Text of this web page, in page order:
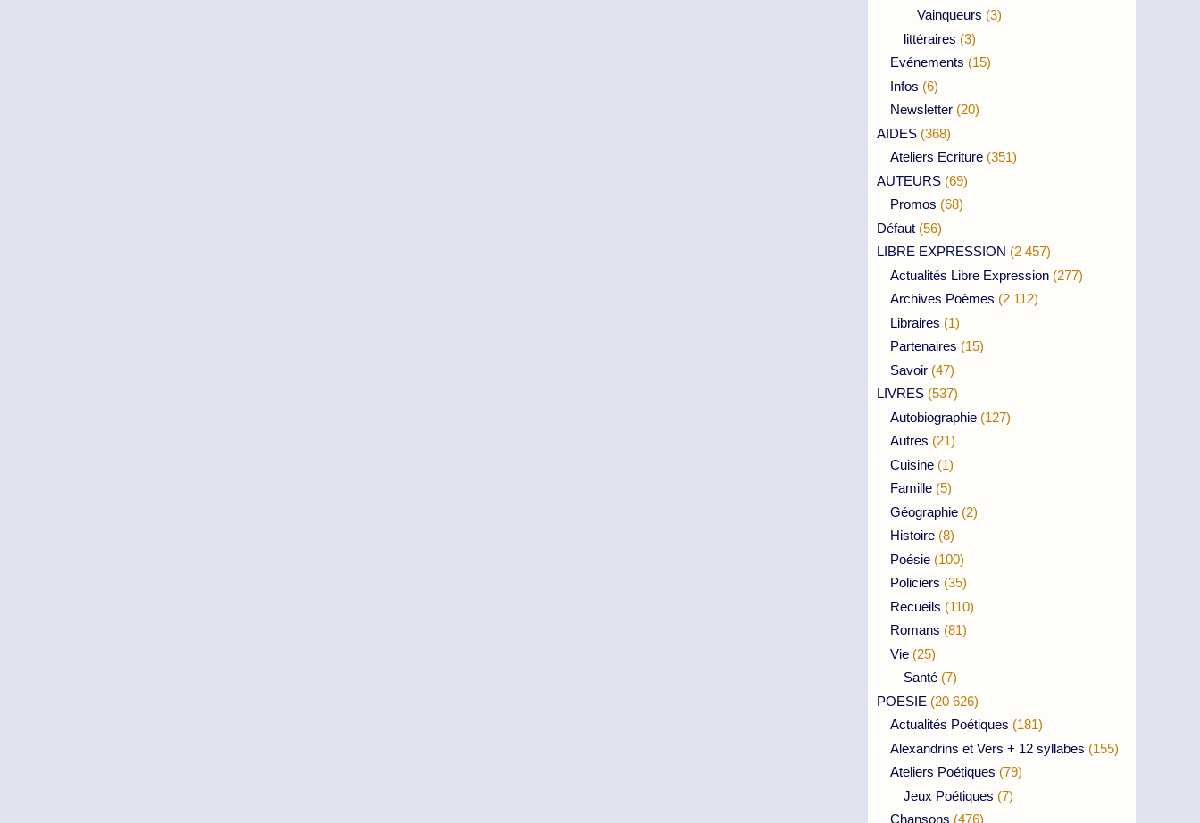
Vainqueurs (3)
littéraires (3)
Evénements (15)
Infos (6)
Newsletter (20)
AIDES (368)
Ateliers Ecriture (351)
AUTEURS (69)
Promos (68)
Défaut (56)
LIBRE EXPRESSION (2 457)
Actualités Libre Expression (277)
Archives Poèmes (2 112)
Libraires (1)
Partenaires (15)
Savoir (47)
LIVRES (537)
Autobiographie (127)
Autres (21)
Cuisine (1)
Famille (5)
Géographie (2)
Histoire (8)
Poésie (100)
Policiers (35)
Recueils (110)
Romans (81)
Vie (25)
Santé (7)
POESIE (20 626)
Actualités Poétiques (181)
Alexandrins et Vers + 12 syllabes (155)
Ateliers Poétiques (79)
Jeux Poétiques (7)
Chansons (476)